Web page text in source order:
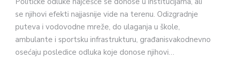
se njihovi efekti najjasnije vide na terenu. Odizgradnje
puteva i vodovodne mreže, do ulaganja u škole,
ambulante i sportsku infrastrukturu, građanisvakodnevno
osećaju posledice odluka koje donose njihovi…